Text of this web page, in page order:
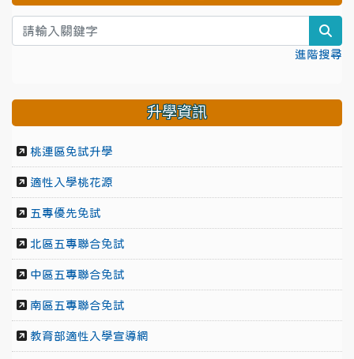
進階搜尋
升學資訊
桃連區免試升學
適性入學桃花源
五專優先免試
北區五專聯合免試
中區五專聯合免試
南區五專聯合免試
教育部適性入學宣導網